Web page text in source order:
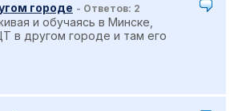
городе - Ответов: 2
и обучаясь в Минске,
в другом городе и там его